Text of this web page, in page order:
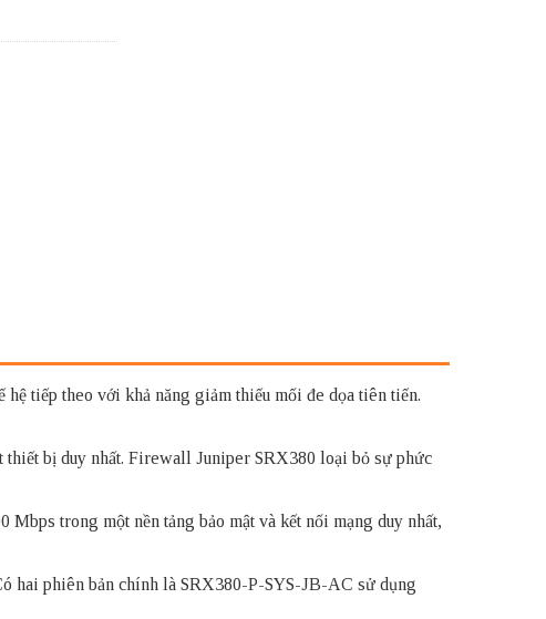
tiếp theo với khả năng giảm thiếu mối đe dọa tiên tiến.
thiết bị duy nhất. Firewall Juniper SRX380 loại bỏ sự phức
trong một nền tảng bảo mật và kết nối mạng duy nhất,
hai phiên bản chính là SRX380-P-SYS-JB-AC sử dụng